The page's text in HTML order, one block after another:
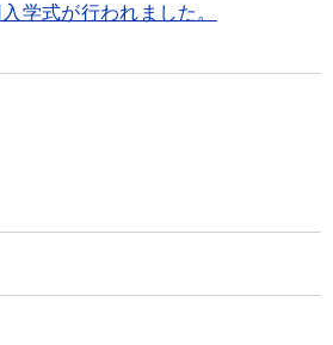
学式が行われました。